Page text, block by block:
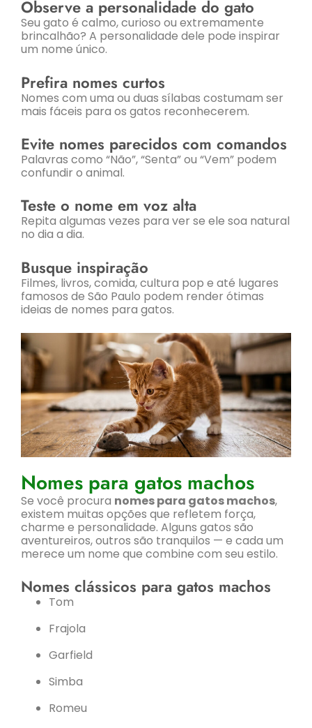
Observe a personalidade do gato
Seu gato é calmo, curioso ou extremamente
brincalhão? A personalidade dele pode inspirar
um nome único.
Prefira nomes curtos
Nomes com uma ou duas sílabas costumam ser
mais fáceis para os gatos reconhecerem.
Evite nomes parecidos com comandos
Palavras como “Não”, “Senta” ou “Vem” podem
confundir o animal.
Teste o nome em voz alta
Repita algumas vezes para ver se ele soa natural
no dia a dia.
Busque inspiração
Filmes, livros, comida, cultura pop e até lugares
famosos de São Paulo podem render ótimas
ideias de nomes para gatos.
Nomes para gatos machos
Se você procura nomes para gatos machos,
existem muitas opções que refletem força,
charme e personalidade. Alguns gatos são
aventureiros, outros são tranquilos — e cada um
merece um nome que combine com seu estilo.
Nomes clássicos para gatos machos
Tom
Frajola
Garfield
Simba
Romeu